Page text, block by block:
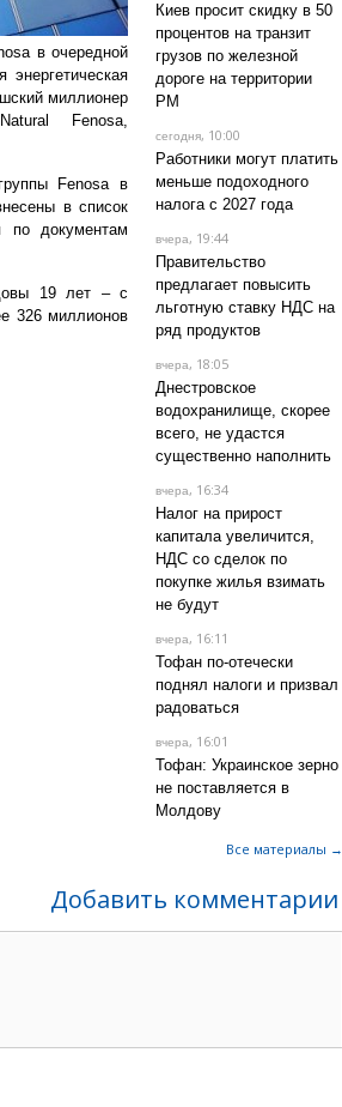
в очередной
миллионер
Fenosa,
Fenosa в
в список
по документам
19 лет – с
326 миллионов
Киев просит скидку в 50
процентов на транзит
грузов по железной
дороге на территории
РМ
сегодня, 10:00
Работники могут платить
меньше подоходного
налога с 2027 года
вчера, 19:44
Правительство
предлагает повысить
льготную ставку НДС на
ряд продуктов
вчера, 18:05
Днестровское
водохранилище, скорее
всего, не удастся
существенно наполнить
вчера, 16:34
Налог на прирост
капитала увеличится,
НДС со сделок по
покупке жилья взимать
не будут
вчера, 16:11
Тофан по-отечески
поднял налоги и призвал
радоваться
вчера, 16:01
Тофан: Украинское зерно
не поставляется в
Молдову
Все материалы →
Добавить комментарии